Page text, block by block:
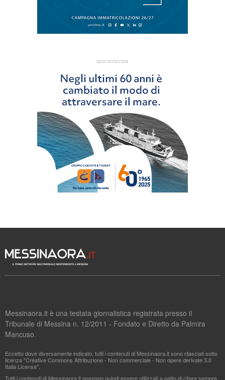
sponsorizzata
Messinaora.it è una testata giornalistica registrata presso il
Tribunale di Messina n. 12/2011 - Fondato e Diretto da Palmira
Mancuso.
Eccetto dove diversamente indicato, tutti i contenuti di Messinaora.it sono rilasciati sotto
licenza "Creative Commons Attribuzione - Non commerciale - Non opere derivate 3.0
Italia License".
Tutti i contenuti di Messinaora.it possono quindi essere utilizzati a patto di citare sempre